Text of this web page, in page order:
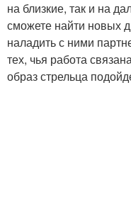
на близкие, так и на
сможете найти новых
наладить с ними
тех, чья работа
образ стрельца